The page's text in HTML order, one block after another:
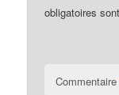
obligatoires
Commentaire